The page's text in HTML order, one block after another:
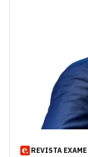
REVISTA EXAME